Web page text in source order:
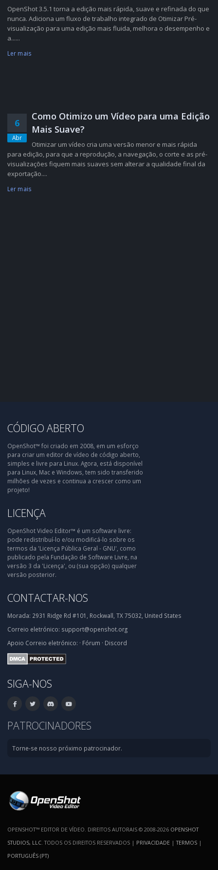
OpenShot 3.5.1 torna a edição mais rápida, suave e refinada do que
nunca. Adiciona um fluxo de trabalho integrado de Otimizar Pré-
visualização para uma edição mais fluida, melhora o desempenho e
a......
Ler mais
6
Abr
Como Otimizo um Vídeo para uma Edição
Mais Suave?
Otimizar um vídeo cria uma versão menor e mais rápida
para edição, para que a reprodução, a navegação, o corte e as pré-
visualizações fiquem mais suaves sem alterar a qualidade final da
exportação....
Ler mais
CÓDIGO ABERTO
OpenShot™ foi criado em 2008, em um esforço
para criar um editor de vídeo de código aberto,
simples e livre para Linux. Agora, está disponível
para Linux, Mac e Windows, tem sido transferido
milhões de vezes e continua a crescer como um
projeto!
LICENÇA
OpenShot Video Editor™ é um software livre:
pode redistribuí-lo e/ou modificá-lo sobre os
termos da 'Licença Pública Geral - GNU', como
publicado pela Fundação de Software Livre, na
versão 3 da 'Licença', ou (sua opção) qualquer
versão posterior.
CONTACTAR-NOS
Morada: 2931 Ridge Rd #101, Rockwall, TX 75032, United States
Correio eletrónico: support@openshot.org
Apoio Correio eletrónico: · Fórum · Discord
SIGA-NOS
PATROCINADORES
Torne-se nosso próximo patrocinador.
OPENSHOT™ EDITOR DE VÍDEO. DIREITOS AUTORAIS © 2008-2026 OPENSHOT
STUDIOS, LLC . TODOS OS DIREITOS RESERVADOS | PRIVACIDADE |TERMOS |
PORTUGUÊS (PT)